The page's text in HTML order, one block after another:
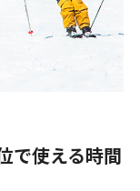
で使える時間